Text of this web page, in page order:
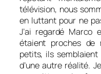
télévision, nous
en luttant pour ne
J’ai regardé Marco
étaient proches de
petits, ils semblaient
d’une autre réalité.